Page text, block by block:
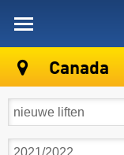
Canada